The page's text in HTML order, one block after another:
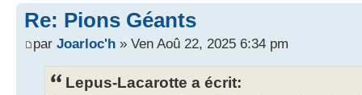
Re: Pions Géants
par Joarloc'h » Ven Aoû 22, 2025 6:34 pm
Lepus-Lacarotte a écrit: